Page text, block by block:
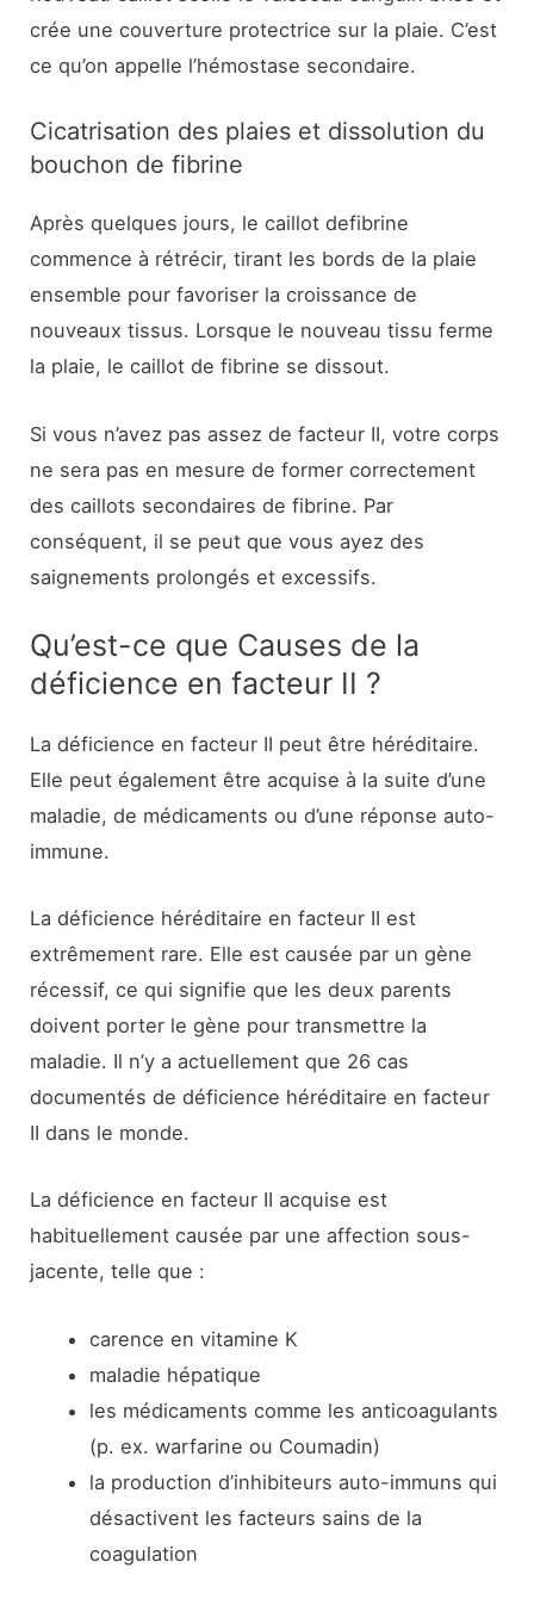
crée une couverture protectrice sur la plaie. C’est
ce qu’on appelle l’hémostase secondaire.
Cicatrisation des plaies et dissolution du
bouchon de fibrine
Après quelques jours, le caillot defibrine
commence à rétrécir, tirant les bords de la plaie
ensemble pour favoriser la croissance de
nouveaux tissus. Lorsque le nouveau tissu ferme
la plaie, le caillot de fibrine se dissout.
Si vous n’avez pas assez de facteur II, votre corps
ne sera pas en mesure de former correctement
des caillots secondaires de fibrine. Par
conséquent, il se peut que vous ayez des
saignements prolongés et excessifs.
Qu’est-ce que Causes de la
déficience en facteur II ?
La déficience en facteur II peut être héréditaire.
Elle peut également être acquise à la suite d’une
maladie, de médicaments ou d’une réponse auto-
immune.
La déficience héréditaire en facteur II est
extrêmement rare. Elle est causée par un gène
récessif, ce qui signifie que les deux parents
doivent porter le gène pour transmettre la
maladie. Il n’y a actuellement que 26 cas
documentés de déficience héréditaire en facteur
II dans le monde.
La déficience en facteur II acquise est
habituellement causée par une affection sous-
jacente, telle que :
carence en vitamine K
maladie hépatique
les médicaments comme les anticoagulants
(p. ex. warfarine ou Coumadin)
la production d’inhibiteurs auto-immuns qui
désactivent les facteurs sains de la
coagulation